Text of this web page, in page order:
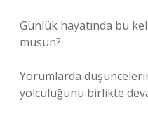
Günlük hayatında bu
musun?
Yorumlarda
yolculuğunu birlikte